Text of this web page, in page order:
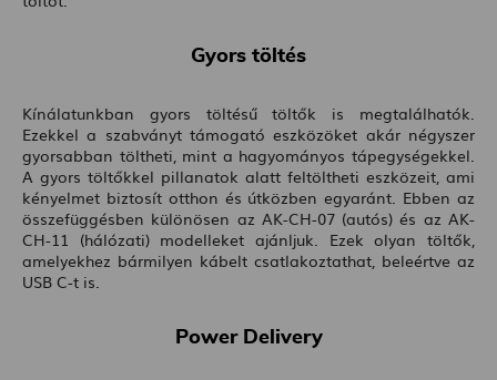
Gyors töltés
Kínálatunkban gyors töltésű töltők is megtalálhatók.
Ezekkel a szabványt támogató eszközöket akár négyszer
gyorsabban töltheti, mint a hagyományos tápegységekkel.
A gyors töltőkkel pillanatok alatt feltöltheti eszközeit, ami
kényelmet biztosít otthon és útközben egyaránt. Ebben az
összefüggésben különösen az AK-CH-07 (autós) és az AK-
CH-11 (hálózati) modelleket ajánljuk. Ezek olyan töltők,
amelyekhez bármilyen kábelt csatlakoztathat, beleértve az
USB C-t is.
Power Delivery